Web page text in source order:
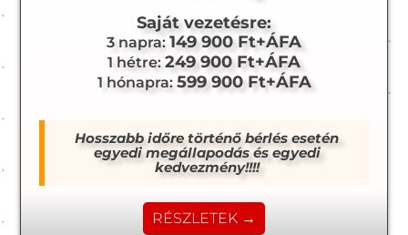
Saját vezetésre:
3 napra: 149 900 Ft+ÁFA
1 hétre: 249 900 Ft+ÁFA
1 hónapra: 599 900 Ft+ÁFA
Hosszabb időre történő bérlés esetén
egyedi megállapodás és egyedi
kedvezmény!!!!
RÉSZLETEK →